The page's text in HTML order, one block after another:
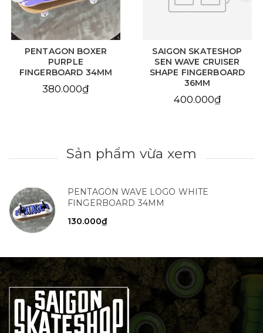
SAIGON SKATESHOP
SEN WAVE CRUISER
SHAPE FINGERBOARD
36MM
SAIGON SKATESHOP
BERRY SODA
FINGERBOARD 34MM
380.000₫
Sản phẩm vừa xem
PENTAGON WAVE LOGO WHITE
FINGERBOARD 34MM
130.000₫